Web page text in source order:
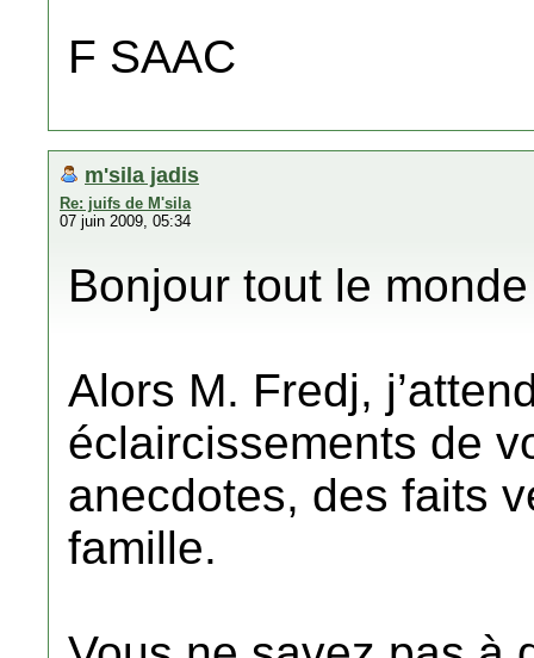
F SAAC
m'sila jadis
Re: juifs de M'sila
07 juin 2009, 05:34
Bonjour tout le monde
Alors M. Fredj,
éclaircissements de
anecdotes, des faits
famille.